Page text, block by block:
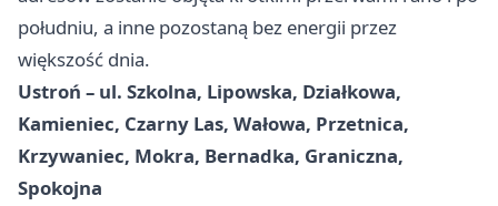
południu, a inne pozostaną bez energii przez
większość dnia.
Ustroń – ul. Szkolna, Lipowska, Działkowa,
Kamieniec, Czarny Las, Wałowa, Przetnica,
Krzywaniec, Mokra, Bernadka, Graniczna,
Spokojna